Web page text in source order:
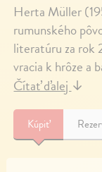
Herta Müller
rumunského
literatúru za rok
vracia k hrôze a
Čítať ďalej ↓
Kúpiť